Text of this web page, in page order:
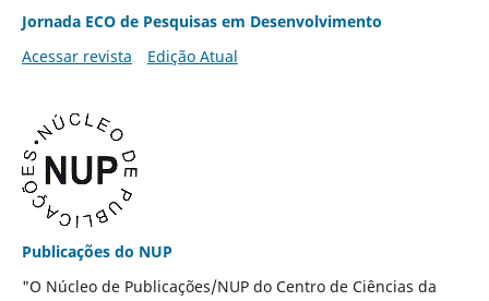
Jornada ECO de Pesquisas em Desenvolvimento
Acessar revista
Edição Atual
Publicações do NUP
"O Núcleo de Publicações/NUP do Centro de Ciências da